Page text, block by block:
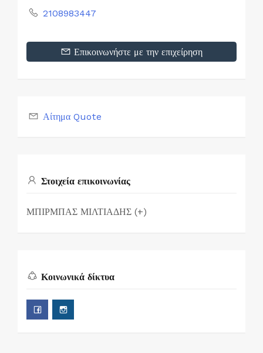
2108983447
Επικοινωνήστε με την επιχείρηση
Αίτημα Quote
Στοιχεία επικοινωνίας
ΜΠΙΡΜΠΑΣ ΜΙΛΤΙΑΔΗΣ (+)
Κοινωνικά δίκτυα